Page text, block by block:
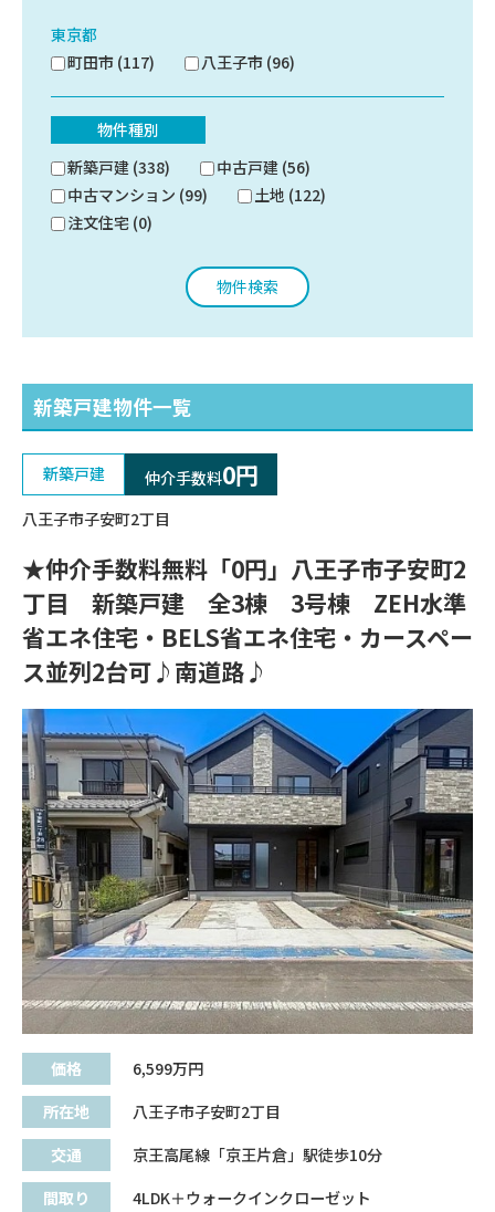
東京都
町田市 (117)
八王子市 (96)
物件種別
新築戸建 (338)
中古戸建 (56)
中古マンション (99)
土地 (122)
注文住宅 (0)
新築戸建物件一覧
新築戸建 仲介手数料0円
八王子市子安町2丁目
★仲介手数料無料「0円」八王子市子安町2
丁目 新築戸建 全3棟 3号棟 ZEH水準
省エネ住宅・BELS省エネ住宅・カースペー
ス並列2台可♪南道路♪
価格 6,599万円
所在地
八王子市子安町2丁目
交通
京王高尾線「京王片倉」駅徒歩10分
間取り
4LDK＋ウォークインクローゼット